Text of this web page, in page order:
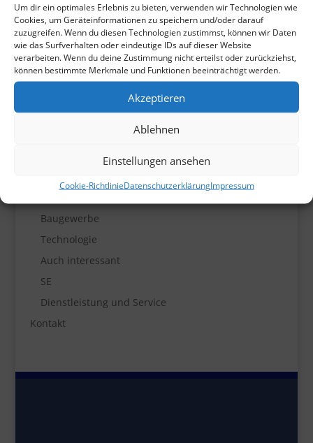
Um dir ein optimales Erlebnis zu bieten, verwenden wir Technologien wie
Cookies, um Geräteinformationen zu speichern und/oder darauf
zuzugreifen. Wenn du diesen Technologien zustimmst, können wir Daten
wie das Surfverhalten oder eindeutige IDs auf dieser Website
verarbeiten. Wenn du deine Zustimmung nicht erteilst oder zurückziehst,
können bestimmte Merkmale und Funktionen beeinträchtigt werden.
Akzeptieren
Ablehnen
Einstellungen ansehen
Cookie-RichtlinieDatenschutzerklärungImpressum
Transport und Logistik
GmbH & Co. KG
Mantel-Gesellschaften
Immobilien-Verwaltung
Unternehmens-Beratung
AG
Automaten-Aufstellung
Sicherheit und Bewachung
Baugewerbe
Technologie
Auch interessant
SE
Dienstleistung und Service
Kontakt